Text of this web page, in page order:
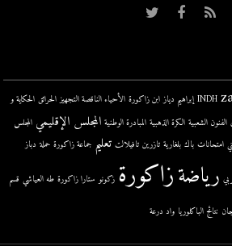
INDH إبراهيم دياز ابن زاكورة الأحياء الناقصة التجهيز الحرائق الحكاية و
الفنون الشعبية الكرة الذهبية المبادرة الوطنية المجلس الإقليمي المجلس
امتحانات باك بلغارية تازرين تافيلالت تعليم جماعة زاكورة حملة دباز
رياضةزاكورة زكونو ستارا زاكورة طه العياشي قسم
نتائج الباكلوريا واد درعة